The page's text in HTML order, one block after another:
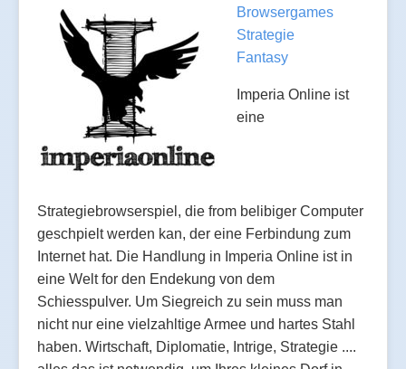
Browsergames
Strategie
Fantasy
Imperia Online ist
eine
Strategiebrowserspiel, die from belibiger Computer
geschpielt werden kan, der eine Ferbindung zum
Internet hat. Die Handlung in Imperia Online ist in
eine Welt for den Endekung von dem
Schiesspulver. Um Siegreich zu sein muss man
nicht nur eine vielzahltige Armee und hartes Stahl
haben. Wirtschaft, Diplomatie, Intrige, Strategie ....